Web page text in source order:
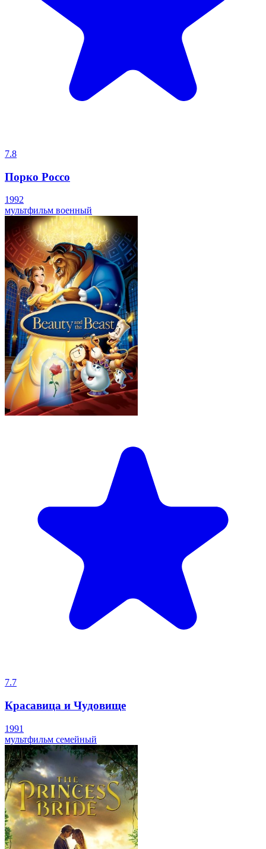
7.8
Порко Россо
1992
мультфильм военный
7.7
Красавица и Чудовище
1991
мультфильм семейный